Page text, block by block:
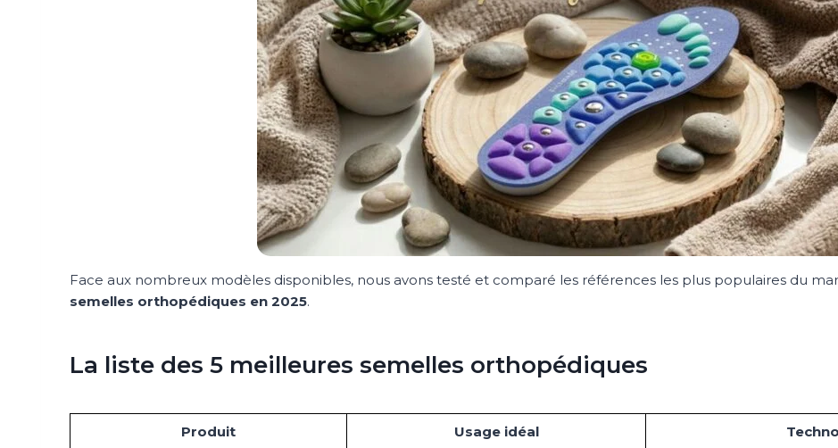
Face aux nombreux modèles disponibles, nous avons testé et comparé les références les plus populaires du
semelles orthopédiques en 2025.
La liste des 5 meilleures semelles orthopédiques
Produit Usage idéal